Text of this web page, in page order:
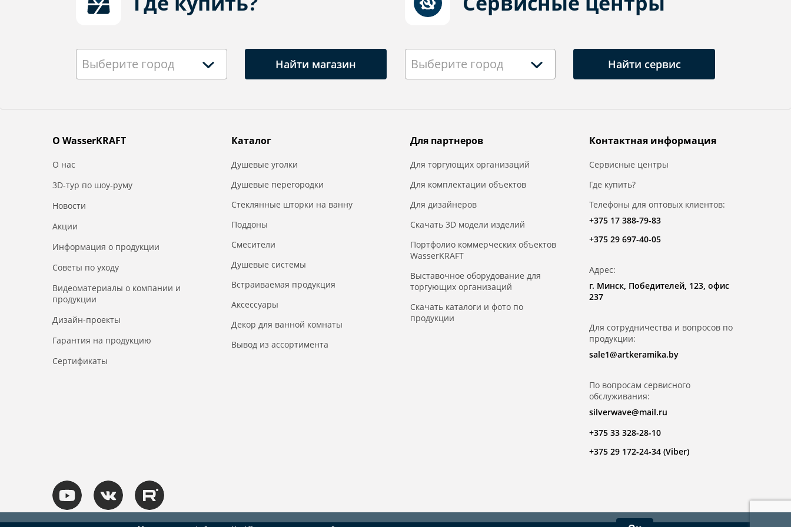
Выберите город Найти магазин Выберите город Найти сервис
О WasserKRAFT
О нас
3D-тур по шоу-руму
Новости
Акции
Информация о продукции
Советы по уходу
Видеоматериалы о компании и
продукции
Дизайн-проекты
Гарантия на продукцию
Сертификаты
Каталог
Душевые уголки
Душевые перегородки
Стеклянные шторки на ванну
Поддоны
Смесители
Душевые системы
Встраиваемая продукция
Аксессуары
Декор для ванной комнаты
Вывод из ассортимента
Для партнеров
Для торгующих организаций
Для комплектации объектов
Для дизайнеров
Скачать 3D модели изделий
Портфолио коммерческих объектов
WasserKRAFT
Выставочное оборудование для
торгующих организаций
Скачать каталоги и фото по
продукции
Контактная информация
Сервисные центры
Где купить?
Телефоны для оптовых клиентов:
+375 17 388-79-83
+375 29 697-40-05
Адрес:
г. Минск, Победителей, 123, офис
237
Для сотрудничества и вопросов по
продукции:
sale1@artkeramika.by
По вопросам сервисного
обслуживания:
silverwave@mail.ru
+375 33 328-28-10
+375 29 172-24-34 (Viber)